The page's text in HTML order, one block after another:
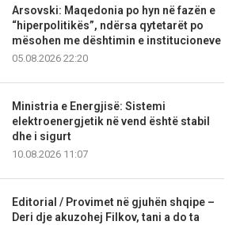
Arsovski: Maqedonia po hyn në fazën e
“hiperpolitikës”, ndërsa qytetarët po
mësohen me dështimin e institucioneve
05.08.2026 22:20
Ministria e Energjisë: Sistemi
elektroenergjetik në vend është stabil
dhe i sigurt
10.08.2026 11:07
Editorial / Provimet në gjuhën shqipe –
Deri dje akuzohej Filkov, tani a do ta